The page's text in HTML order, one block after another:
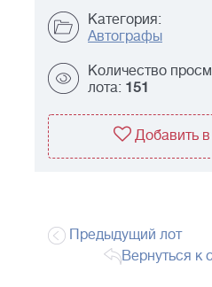
Категория:
Автографы
Количество
лота: 151
Добавить
Предыдущий лот
Вернуться к